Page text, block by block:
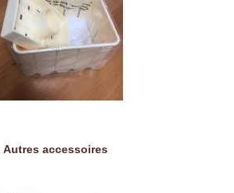
Autres accessoires